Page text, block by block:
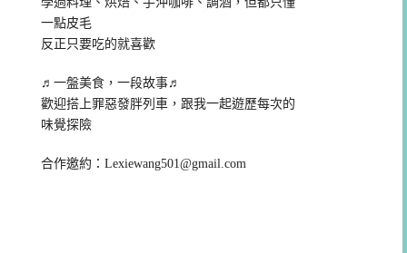
一點皮毛
反正只要吃的就喜歡
♬一盤美食，一段故事♬
歡迎搭上罪惡發胖列車，跟我一起遊歷每次的
味覺探險
合作邀約：Lexiewang501@gmail.com